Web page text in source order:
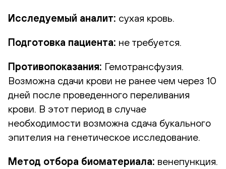
Исследуемый аналит: сухая кровь.
Подготовка пациента: не требуется.
Противопоказания: Гемотрансфузия.
Возможна сдачи крови не ранее чем через 10
дней после проведенного переливания
крови. В этот период в случае
необходимости возможна сдача букального
эпителия на генетическое исследование.
Метод отбора биоматериала: венепункция.